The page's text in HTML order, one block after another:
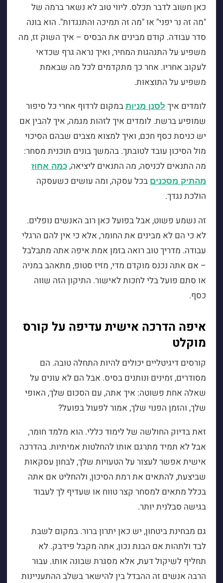
כאן חשוב לדבר תכלס. ליווי טוב לא נשאר ברמה של
"מה זה נר יפני" או "מה זה תמיכה והתנגדות". הוא בונה
סדר עבודה. קודם מבינים את הבסיס – איך השוק זז, מה
משפיע על התנהגות המחיר, ואיך נראה גרף שכדאי
לעקוב אחריו. אחר כך מתקדמים לכל מה שבאמת
משפיע על התוצאות.
לומדים איך לסנן מניות במקום לרדוף אחרי כל סיפור
שמופיע ברשת. לומדים איך לזהות מגמה, איך להבין אם
יש כניסת כסף חכם, ואיך למצוא מצבים שבהם הסיכוי
מול הסיכון עובד לטובתך. בהמשך בונים תוכנית מסחר:
מה התנאים לכניסה, מה התנאים ליציאה, כמה אחוז
מהתיק מסכנים בכל עסקה, ומה עושים כשעסקה
הולכת נגדך.
זה נשמע פשוט, אבל בפועל כאן רוב האנשים נופלים.
לא כי הם לא מבינים את החומר, אלא כי אין להם הרגלי
עבודה. מדריך טוב רואה בזמן אמת איפה אתה מתבלבל
– אם אתה נכנס מוקדם מדי, מזיז סטופ, מתאהב במניה
או סתם פועל בלי לחכות לאישור. התיקון הזה שווה
כסף.
איפה הדרכה אישית עדיפה על קורס
מוקלט
קורסים דיגיטליים יכולים להיות התחלה טובה. הם
מסודרים, זמינים ונותנים בסיס. אבל הם לא עונים על
שאלה אחת פשוטה: איך אתה, עם הסכום שלך, האופי
שלך, והזמן הפנוי שלך, אמור לפעול בפועל?
זאת בדיוק החולשה של לימוד כללי. הוא מלמד חומר,
אבל לא תמיד מתרגם אותו להחלטות אמיתיות. בהדרכה
אישית אפשר לעצור על הטעויות שלך, לבחון עסקאות
שביצעת, להתאים את רמת הסיכון, ולהחליט אם אתה
בכלל מתאים למסחר קצר טווח או שעדיף לך לעבוד
בגישה סבלנית יותר.
גם מבחינת ביטחון, יש כאן יתרון ברור. במקום לשבת
לבד ולתהות אם הבנת נכון, אתה מקבל פידבק. לא
תחליף לשיקול דעת, אלא מסגרת שבונה אותו. עבור
הרבה אנשים זה ההבדל בין להישאר בשלב ההתעניינות